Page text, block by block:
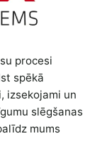
procesi
spēkā
izsekojami un
slēgšanas
mums